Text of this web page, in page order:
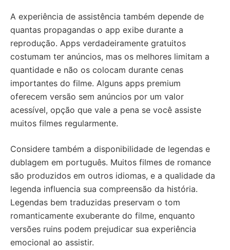
A experiência de assistência também depende de
quantas propagandas o app exibe durante a
reprodução. Apps verdadeiramente gratuitos
costumam ter anúncios, mas os melhores limitam a
quantidade e não os colocam durante cenas
importantes do filme. Alguns apps premium
oferecem versão sem anúncios por um valor
acessível, opção que vale a pena se você assiste
muitos filmes regularmente.
Considere também a disponibilidade de legendas e
dublagem em português. Muitos filmes de romance
são produzidos em outros idiomas, e a qualidade da
legenda influencia sua compreensão da história.
Legendas bem traduzidas preservam o tom
romanticamente exuberante do filme, enquanto
versões ruins podem prejudicar sua experiência
emocional ao assistir.